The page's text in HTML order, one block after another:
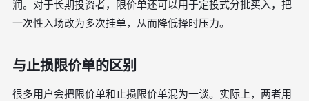
润。对于长期投资者，限价单还可以用于定投式分批买入，把
一次性入场改为多次挂单，从而降低择时压力。
与止损限价单的区别
很多用户会把限价单和止损限价单混为一谈。实际上，两者用